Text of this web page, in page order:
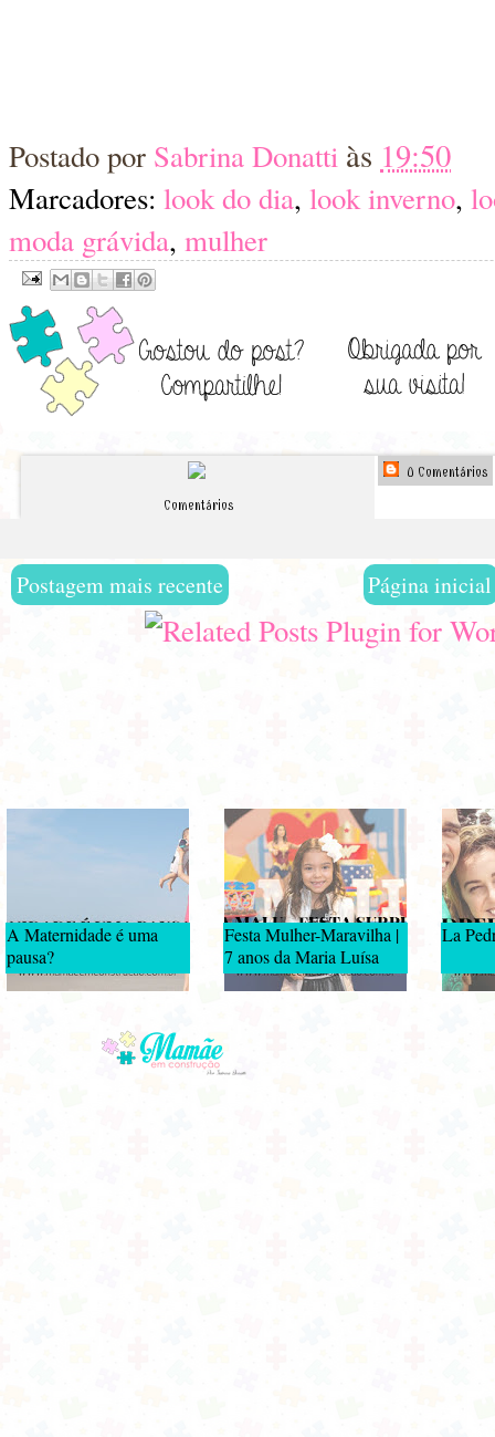
Postado por Sabrina Donatti às 19:50
Marcadores: look do dia, look inverno,
moda grávida, mulher
Comentários
0 Comentários
Postagem mais recente Página inicial
A Maternidade é uma
pausa?
Festa Mulher-Maravilha |
7 anos da Maria Luísa
La